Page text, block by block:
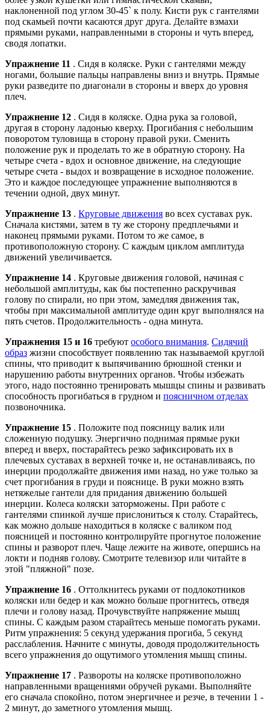
наклоненной под углом 30-45` к полу. Кисти рук с гантелями
под скамьей почти касаются друг друга. Делайте взмахи
прямыми руками, направленными в стороны и чуть вперед,
сводя лопатки.
Упражнение 11 . Сидя в коляске. Руки с гантелями между
ногами, большие пальцы направлены вниз и внутрь. Прямые
руки разведите по диагонали в стороны и вверх до уровня
плеч.
Упражнение 12 . Сидя в коляске. Одна рука за головой,
другая в сторону ладонью кверху. Прогибания с небольшим
поворотом туловища в сторону правой руки. Сменить
положение рук и проделать то же в обратную сторону. На
четыре счета - вдох и основное движение, на следующие
четыре счета - выдох и возвращение в исходное положение.
Это и каждое последующее упражнение выполняются в
течении одной, двух минут.
Упражнение 13 . Круговые движения во всех суставах рук.
Сначала кистями, затем в ту же сторону предплечьями и
наконец прямыми руками. Потом то же самое, в
противоположную сторону. С каждым циклом амплитуда
движений увеличивается.
Упражнение 14 . Круговые движения головой, начиная с
небольшой амплитуды, как бы постепенно раскручивая
голову по спирали, но при этом, замедляя движения так,
чтобы при максимальной амплитуде один круг выполнялся на
пять счетов. Продолжительность - одна минута.
Упражнения 15 и 16 требуют особого внимания. Сидячий
образ жизни способствует появлению так называемой круглой
спины, что приводит к выпячиванию брюшной стенки и
нарушению работы внутренних органов. Чтобы избежать
этого, надо постоянно тренировать мышцы спины и развивать
способность прогибаться в грудном и поясничном отделах
позвоночника.
Упражнение 15 . Положите под поясницу валик или
сложенную подушку. Энергично поднимая прямые руки
вперед и вверх, постарайтесь резко зафиксировать их в
плечевых суставах в верхней точке и, не останавливаясь, по
инерции продолжайте движения ими назад, но уже только за
счет прогибания в груди и пояснице. В руки можно взять
нетяжелые гантели для придания движению большей
инерции. Колеса коляски заторможены. При работе с
гантелями спинкой лучше прислониться к столу. Старайтесь,
как можно дольше находиться в коляске с валиком под
поясницей и постоянно контролируйте прогнутое положение
спины и разворот плеч. Чаще лежите на животе, опершись на
локти и подняв голову. Смотрите телевизор или читайте в
этой "пляжной" позе.
Упражнение 16 . Оттолкнитесь руками от подлокотников
коляски или бедер и как можно больше прогнитесь, отведя
плечи и голову назад. Прочувствуйте напряжение мышц
спины. С каждым разом старайтесь меньше помогать руками.
Ритм упражнения: 5 секунд удержания прогиба, 5 секунд
расслабления. Начните с минуты, доводя продолжительность
всего упражнения до ощутимого утомления мышц спины.
Упражнение 17 . Развороты на коляске противоположно
направленными вращениями обручей руками. Выполняйте
его сначала спокойно, потом энергичнее и резче, в течении 1 -
2 минут, до заметного утомления мышц.